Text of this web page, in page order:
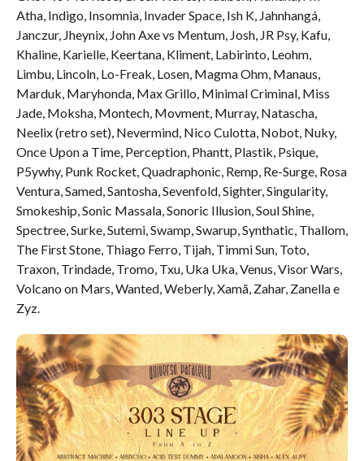
Atha, Indigo, Insomnia, Invader Space, Ish K, Jahnhangá,
Janczur, Jheynix, John Axe vs Mentum, Josh, JR Psy, Kafu,
Khaline, Karielle, Keertana, Kliment, Labirinto, Leohm,
Limbu, Lincoln, Lo-Freak, Losen, Magma Ohm, Manaus,
Marduk, Maryhonda, Max Grillo, Minimal Criminal, Miss
Jade, Moksha, Montech, Movment, Murray, Natascha,
Neelix (retro set), Nevermind, Nico Culotta, Nobot, Nuky,
Once Upon a Time, Perception, Phantt, Plastik, Psique,
P5ywhy, Punk Rocket, Quadraphonic, Remp, Re-Surge, Rosa
Ventura, Samed, Santosha, Sevenfold, Sighter, Singularity,
Smokeship, Sonic Massala, Sonoric Illusion, Soul Shine,
Spectree, Surke, Sutemi, Swamp, Swarup, Synthatic, Thallom,
The First Stone, Thiago Ferro, Tijah, Timmi Sun, Toto,
Traxon, Trindade, Tromo, Txu, Uka Uka, Venus, Visor Wars,
Volcano on Mars, Wanted, Weberly, Xamã, Zahar, Zanella e
Zyz.